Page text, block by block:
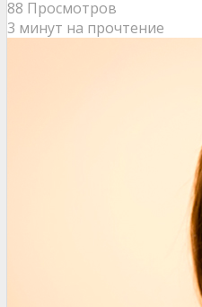
88 Просмотров
3 минут на прочтение